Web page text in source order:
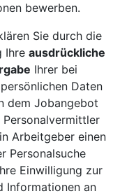
bewerben.
Sie durch die
Ihreausdrückliche
Ihrer bei
Daten
dem Jobangebot
Arbeitgeber einen
Personalsuche
Einwilligung zur
Informationen an